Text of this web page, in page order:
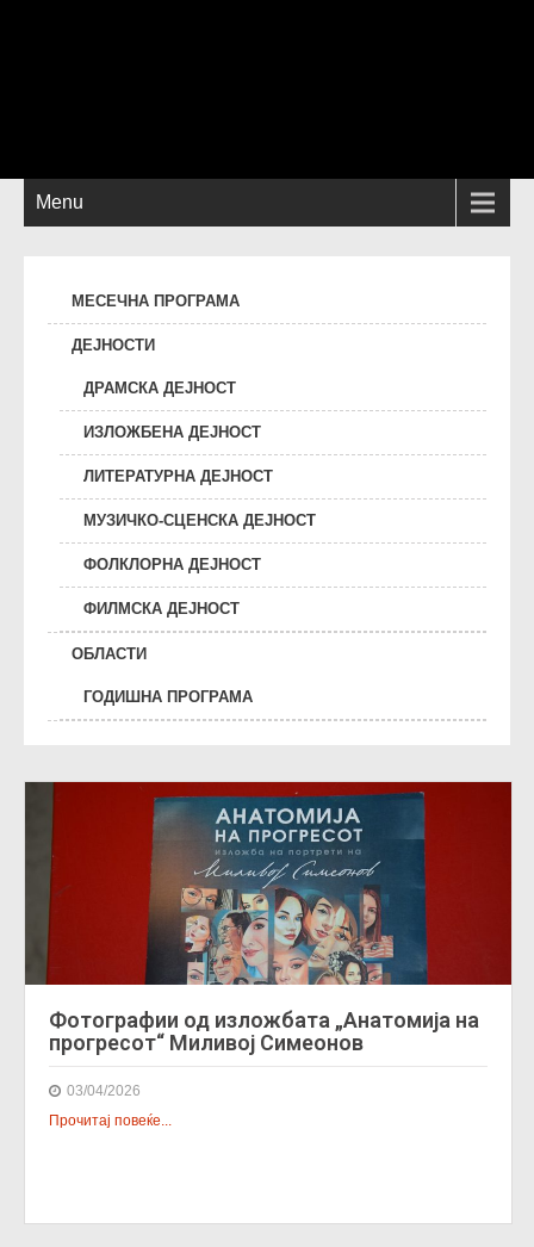
Menu
МЕСЕЧНА ПРОГРАМА
ДЕЈНОСТИ
ДРАМСКА ДЕЈНОСТ
ИЗЛОЖБЕНА ДЕЈНОСТ
ЛИТЕРАТУРНА ДЕЈНОСТ
МУЗИЧКО-СЦЕНСКА ДЕЈНОСТ
ФОЛКЛОРНА ДЕЈНОСТ
ФИЛМСКА ДЕЈНОСТ
ОБЛАСТИ
ГОДИШНА ПРОГРАМА
Фотографии од изложбата „Анатомија на
прогресот“ Миливој Симеонов
03/04/2026
Прочитај повеќе...